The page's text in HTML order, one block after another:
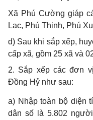
Xã Phú Cường giáp
Lạc, Phú Thịnh, Phú
d) Sau khi sắp xếp,
cấp xã, gồm 25 xã và
2. Sắp xếp các đơn
Đồng Hỷ như sau:
a) Nhập toàn bộ diện
dân số là 5.802 người